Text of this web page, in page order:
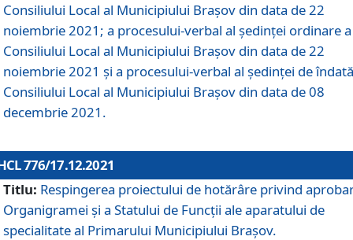
Consiliului Local al Municipiului Braşov din data de 22
noiembrie 2021; a procesului-verbal al şedinţei ordinare a
Consiliului Local al Municipiului Braşov din data de 22
noiembrie 2021 și a procesului-verbal al şedinţei de
Consiliului Local al Municipiului Braşov din data de 08
decembrie 2021.
776/17.12.2021
Titlu: Respingerea proiectului de hotărâre privind
Organigramei şi a Statului de Funcţii ale aparatului de
specialitate al Primarului Municipiului Braşov.